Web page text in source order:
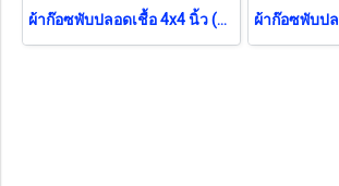
ผ้าก๊อซพับปลอดเชื้อ 4x4 นิ้ว (5ชิ้น/ซอง) (Thai Gauze) (exp 12-2026)